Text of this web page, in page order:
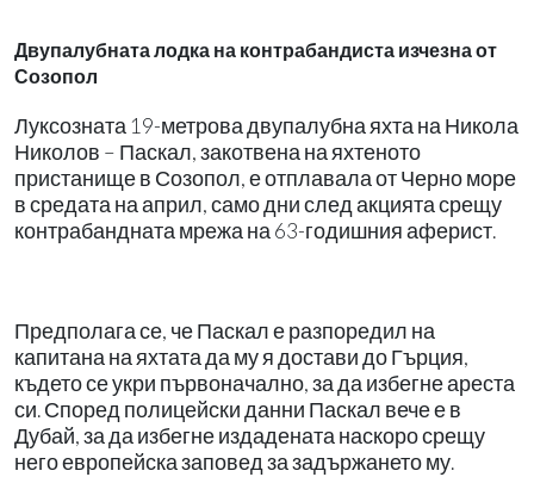
Двупалубната лодка на контрабандиста изчезна от
Созопол
Луксозната 19-метрова двупалубна яхта на Никола
Николов – Паскал, закотвена на яхтеното
пристанище в Созопол, е отплавала от Черно море
в средата на април, само дни след акцията срещу
контрабандната мрежа на 63-годишния аферист.
Предполага се, че Паскал е разпоредил на
капитана на яхтата да му я достави до Гърция,
където се укри първоначално, за да избегне ареста
си. Според полицейски данни Паскал вече е в
Дубай, за да избегне издадената наскоро срещу
него европейска заповед за задържането му.